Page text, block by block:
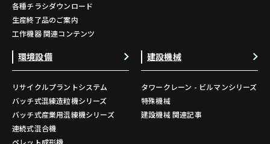
各種チラシダウンロード
生産終了品のご案内
工作機器 関連コンテンツ
環境設備
リサイクルプラントシステム
バッチ式混練造粒機シリーズ
バッチ式産業用混練機シリーズ
連続式混合機
ペレット成形機
建設機械
タワークレーン - ビルマンシリーズ
特殊機械
建設機械 関連記事